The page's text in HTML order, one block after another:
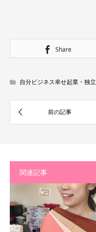
Share
自分ビジネス幸せ起業・独立
関連記事